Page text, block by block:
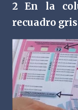
2 En la
recuadro